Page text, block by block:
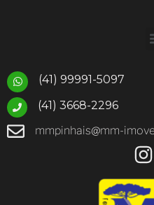
(41) 99991-5097
(41) 3668-2296
mmpinhais@mm-